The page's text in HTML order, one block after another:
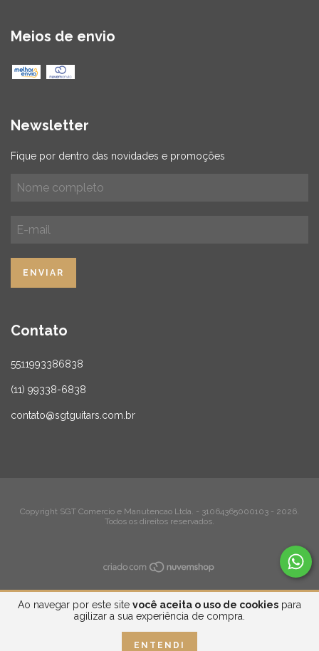
Ao navegar por este site você aceita o uso de cookies para
agilizar a sua experiência de compra.
ENTENDI
Meios de envio
Newsletter
Fique por dentro das novidades e promoções
Contato
5511993386838
(11) 99338-6838
contato@sgtguitars.com.br
Copyright SGT Comercio e Manutencao Ltda. - 31064365000103 - 2026.
Todos os direitos reservados.